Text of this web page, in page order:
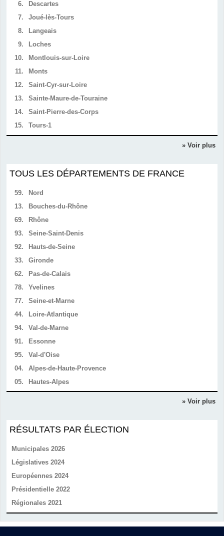
6.
Descartes
7.
Joué-lès-Tours
8.
Langeais
9.
Loches
10.
Montlouis-sur-Loire
11.
Monts
12.
Saint-Cyr-sur-Loire
13.
Sainte-Maure-de-Touraine
14.
Saint-Pierre-des-Corps
15.
Tours-1
» Voir plus
TOUS LES DÉPARTEMENTS DE FRANCE
59.
Nord
13.
Bouches-du-Rhône
69.
Rhône
93.
Seine-Saint-Denis
92.
Hauts-de-Seine
33.
Gironde
62.
Pas-de-Calais
78.
Yvelines
77.
Seine-et-Marne
44.
Loire-Atlantique
94.
Val-de-Marne
91.
Essonne
95.
Val-d'Oise
04.
Alpes-de-Haute-Provence
05.
Hautes-Alpes
» Voir plus
RÉSULTATS PAR ÉLECTION
Municipales 2026
Législatives 2024
Européennes 2024
Présidentielle 2022
Régionales 2021